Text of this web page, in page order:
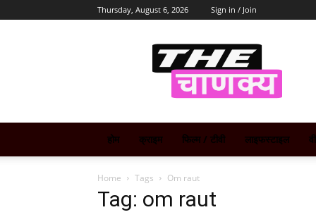
Thursday, August 6, 2026 Sign in / Join
Chanakya
होम क्राइम फिल्म / टीवी लाइफस्टाइल
Home Tags Om raut
Tag: om raut